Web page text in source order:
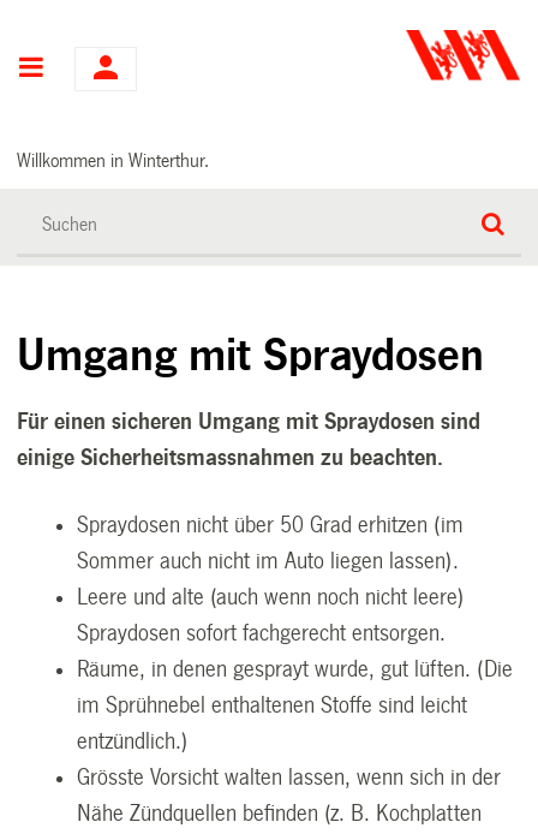
Hauptnavigation
Willkommen in Winterthur.
Umgang mit Spraydosen
Für einen sicheren Umgang mit Spraydosen sind
einige Sicherheitsmassnahmen zu beachten.
Spraydosen nicht über 50 Grad erhitzen (im
Sommer auch nicht im Auto liegen lassen).
Leere und alte (auch wenn noch nicht leere)
Spraydosen sofort fachgerecht entsorgen.
Räume, in denen gesprayt wurde, gut lüften. (Die
im Sprühnebel enthaltenen Stoffe sind leicht
entzündlich.)
Grösste Vorsicht walten lassen, wenn sich in der
Nähe Zündquellen befinden (z. B. Kochplatten